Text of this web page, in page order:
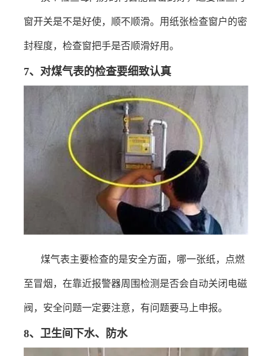
窗开关是不是好使，顺不顺滑。用纸张检查窗户的密
封程度，检查窗把手是否顺滑好用。
7、 对煤气表的检查要细致认真
煤气表主要检查的是安全方面，哪一张纸，点燃
至冒烟，在靠近报警器周围检测是否会自动关闭电磁
阀，安全问题一定要注意，有问题要马上申报。
8、 卫生间下水、防水